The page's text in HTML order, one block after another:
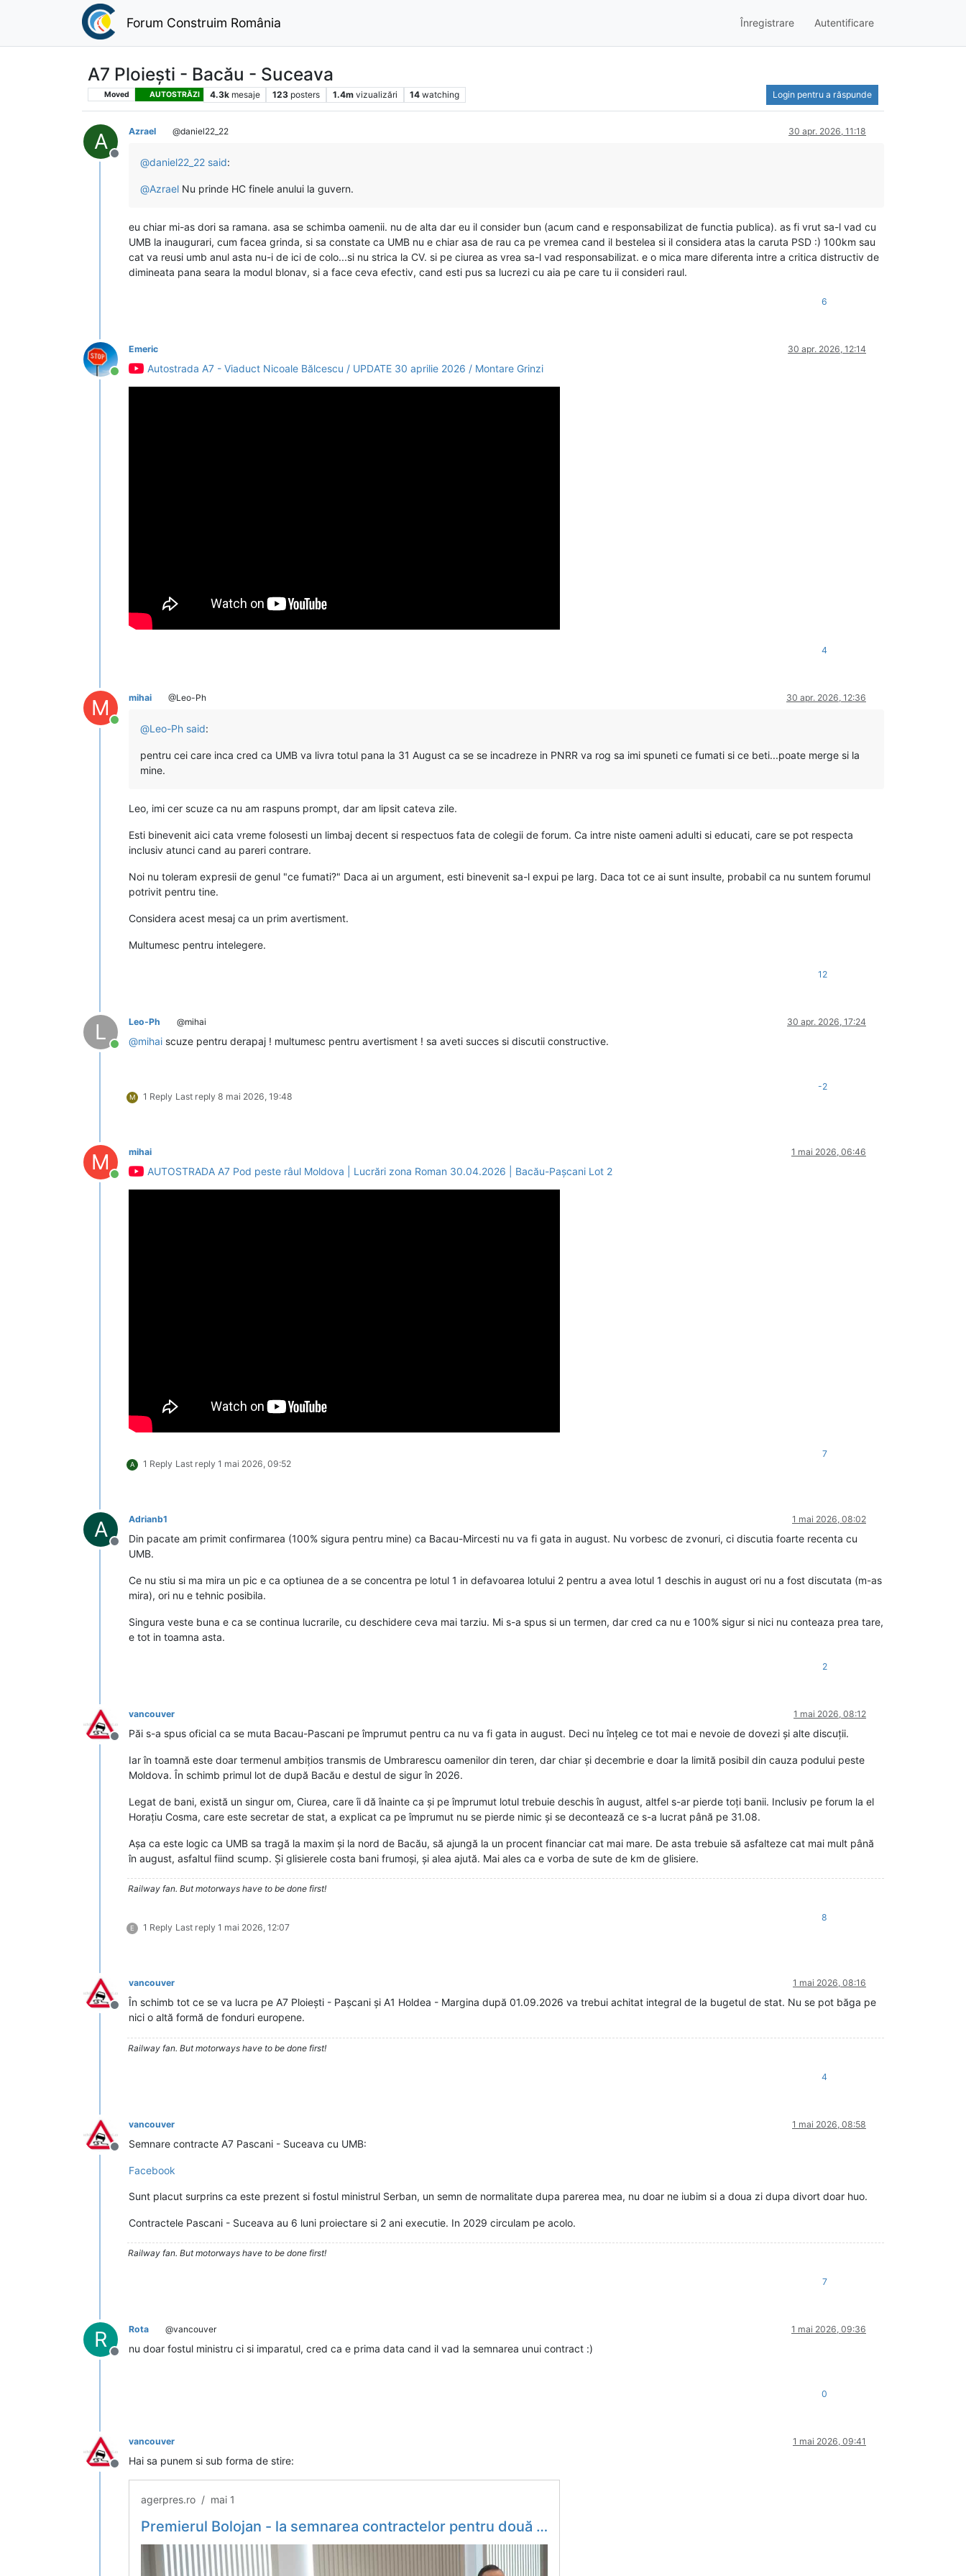
Forum Construim România Înregistrare Autentificare
A7 Ploiești - Bacău - Suceava
Moved AUTOSTRĂZI 4.3k mesaje 123 posters 1.4m vizualizări 14 watching Login pentru a răspunde
A
Deconectat
Azrael @daniel22_22 30 apr. 2026, 11:18
@daniel22_22 said:
@Azrael Nu prinde HC finele anului la guvern.
eu chiar mi-as dori sa ramana. asa se schimba oamenii. nu de alta dar eu il consider bun (acum cand e responsabilizat de functia publica). as fi vrut sa-l vad cu
UMB la inaugurari, cum facea grinda, si sa constate ca UMB nu e chiar asa de rau ca pe vremea cand il bestelea si il considera atas la caruta PSD :) 100km sau
cat va reusi umb anul asta nu-i de ici de colo...si nu strica la CV. si pe ciurea as vrea sa-l vad responsabilizat. e o mica mare diferenta intre a critica distructiv de
dimineata pana seara la modul blonav, si a face ceva efectiv, cand esti pus sa lucrezi cu aia pe care tu ii consideri raul.
6
Conectat
Emeric 30 apr. 2026, 12:14
Autostrada A7 - Viaduct Nicoale Bălcescu / UPDATE 30 aprilie 2026 / Montare Grinzi
4
M
Conectat
mihai @Leo-Ph 30 apr. 2026, 12:36
@Leo-Ph said:
pentru cei care inca cred ca UMB va livra totul pana la 31 August ca se se incadreze in PNRR va rog sa imi spuneti ce fumati si ce beti...poate merge si la
mine.
Leo, imi cer scuze ca nu am raspuns prompt, dar am lipsit cateva zile.
Esti binevenit aici cata vreme folosesti un limbaj decent si respectuos fata de colegii de forum. Ca intre niste oameni adulti si educati, care se pot respecta
inclusiv atunci cand au pareri contrare.
Noi nu toleram expresii de genul "ce fumati?" Daca ai un argument, esti binevenit sa-l expui pe larg. Daca tot ce ai sunt insulte, probabil ca nu suntem forumul
potrivit pentru tine.
Considera acest mesaj ca un prim avertisment.
Multumesc pentru intelegere.
12
L
Conectat
Leo-Ph @mihai 30 apr. 2026, 17:24
@mihai scuze pentru derapaj ! multumesc pentru avertisment ! sa aveti succes si discutii constructive.
M 1 Reply Last reply 8 mai 2026, 19:48
-2
M
Conectat
mihai 1 mai 2026, 06:46
AUTOSTRADA A7 Pod peste râul Moldova | Lucrări zona Roman 30.04.2026 | Bacău-Pașcani Lot 2
A 1 Reply Last reply 1 mai 2026, 09:52
7
A
Deconectat
Adrianb1 1 mai 2026, 08:02
Din pacate am primit confirmarea (100% sigura pentru mine) ca Bacau-Mircesti nu va fi gata in august. Nu vorbesc de zvonuri, ci discutia foarte recenta cu
UMB.
Ce nu stiu si ma mira un pic e ca optiunea de a se concentra pe lotul 1 in defavoarea lotului 2 pentru a avea lotul 1 deschis in august ori nu a fost discutata (m-as
mira), ori nu e tehnic posibila.
Singura veste buna e ca se continua lucrarile, cu deschidere ceva mai tarziu. Mi s-a spus si un termen, dar cred ca nu e 100% sigur si nici nu conteaza prea tare,
e tot in toamna asta.
2
Deconectat
vancouver 1 mai 2026, 08:12
Păi s-a spus oficial ca se muta Bacau-Pascani pe împrumut pentru ca nu va fi gata in august. Deci nu înțeleg ce tot mai e nevoie de dovezi și alte discuții.
Iar în toamnă este doar termenul ambițios transmis de Umbrarescu oamenilor din teren, dar chiar și decembrie e doar la limită posibil din cauza podului peste
Moldova. În schimb primul lot de după Bacău e destul de sigur în 2026.
Legat de bani, există un singur om, Ciurea, care îi dă înainte ca și pe împrumut lotul trebuie deschis în august, altfel s-ar pierde toți banii. Inclusiv pe forum la el
Horațiu Cosma, care este secretar de stat, a explicat ca pe împrumut nu se pierde nimic și se decontează ce s-a lucrat până pe 31.08.
Așa ca este logic ca UMB sa tragă la maxim și la nord de Bacău, să ajungă la un procent financiar cat mai mare. De asta trebuie să asfalteze cat mai mult până
în august, asfaltul fiind scump. Și glisierele costa bani frumoși, și alea ajută. Mai ales ca e vorba de sute de km de glisiere.
Railway fan. But motorways have to be done first!
E 1 Reply Last reply 1 mai 2026, 12:07
8
Deconectat
vancouver 1 mai 2026, 08:16
În schimb tot ce se va lucra pe A7 Ploiești - Pașcani și A1 Holdea - Margina după 01.09.2026 va trebui achitat integral de la bugetul de stat. Nu se pot băga pe
nici o altă formă de fonduri europene.
Railway fan. But motorways have to be done first!
4
Deconectat
vancouver 1 mai 2026, 08:58
Semnare contracte A7 Pascani - Suceava cu UMB:
Facebook
Sunt placut surprins ca este prezent si fostul ministrul Serban, un semn de normalitate dupa parerea mea, nu doar ne iubim si a doua zi dupa divort doar huo.
Contractele Pascani - Suceava au 6 luni proiectare si 2 ani executie. In 2029 circulam pe acolo.
Railway fan. But motorways have to be done first!
7
R
Deconectat
Rota @vancouver 1 mai 2026, 09:36
nu doar fostul ministru ci si imparatul, cred ca e prima data cand il vad la semnarea unui contract :)
0
Deconectat
vancouver 1 mai 2026, 09:41
Hai sa punem si sub forma de stire:
agerpres.ro / mai 1
Premierul Bolojan - la semnarea contractelor pentru două loturi din autostrada Pașcani - Suceava: E un moment important (FOTO/VIDEO)